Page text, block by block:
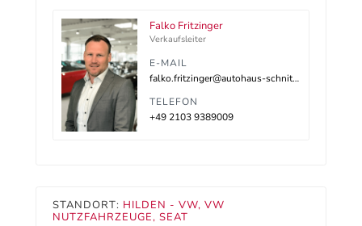
Falko Fritzinger
Verkaufsleiter
E-MAIL
falko.fritzinger@autohaus-schnitzler.de
TELEFON
+49 2103 9389009
STANDORT: HILDEN - VW, VW
NUTZFAHRZEUGE, SEAT